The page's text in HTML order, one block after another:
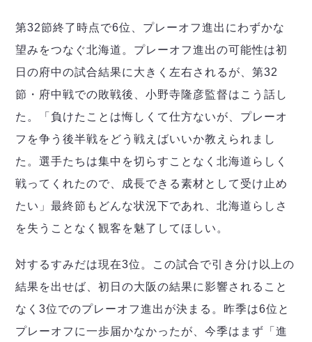
第32節終了時点で6位、プレーオフ進出にわずかな
望みをつなぐ北海道。プレーオフ進出の可能性は初
日の府中の試合結果に大きく左右されるが、第32
節・府中戦での敗戦後、小野寺隆彦監督はこう話し
た。「負けたことは悔しくて仕方ないが、プレーオ
フを争う後半戦をどう戦えばいいか教えられまし
た。選手たちは集中を切らすことなく北海道らしく
戦ってくれたので、成長できる素材として受け止め
たい」最終節もどんな状況下であれ、北海道らしさ
を失うことなく観客を魅了してほしい。
対するすみだは現在3位。この試合で引き分け以上の
結果を出せば、初日の大阪の結果に影響されること
なく3位でのプレーオフ進出が決まる。昨季は6位と
プレーオフに一歩届かなかったが、今季はまず「進